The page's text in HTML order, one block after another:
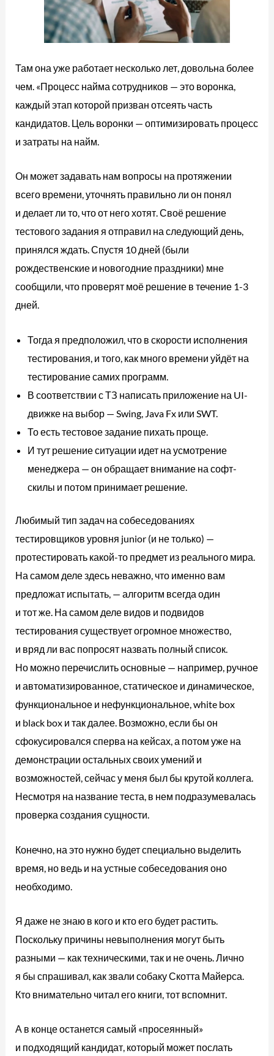
Там она уже работает несколько лет, довольна более
чем. «Процесс найма сотрудников — это воронка,
каждый этап которой призван отсеять часть
кандидатов. Цель воронки — оптимизировать процесс
и затраты на найм.
Он может задавать нам вопросы на протяжении
всего времени, уточнять правильно ли он понял
и делает ли то, что от него хотят. Своё решение
тестового задания я отправил на следующий день,
принялся ждать. Спустя 10 дней (были
рождественские и новогодние праздники) мне
сообщили, что проверят моё решение в течение 1-3
дней.
Тогда я предположил, что в скорости исполнения
тестирования, и того, как много времени уйдёт на
тестирование самих программ.
В соответствии с ТЗ написать приложение на UI-
движке на выбор — Swing, Java Fx или SWT.
То есть тестовое задание пихать проще.
И тут решение ситуации идет на усмотрение
менеджера — он обращает внимание на софт-
скилы и потом принимает решение.
Любимый тип задач на собеседованиях
тестировщиков уровня junior (и не только) —
протестировать какой-то предмет из реального мира.
На самом деле здесь неважно, что именно вам
предложат испытать, — алгоритм всегда один
и тот же. На самом деле видов и подвидов
тестирования существует огромное множество,
и вряд ли вас попросят назвать полный список.
Но можно перечислить основные — например, ручное
и автоматизированное, статическое и динамическое,
функциональное и нефункциональное, white box
и black box и так далее. Возможно, если бы он
сфокусировался сперва на кейсах, а потом уже на
демонстрации остальных своих умений и
возможностей, сейчас у меня был бы крутой коллега.
Несмотря на название теста, в нем подразумевалась
проверка создания сущности.
Конечно, на это нужно будет специально выделить
время, но ведь и на устные собеседования оно
необходимо.
Я даже не знаю в кого и кто его будет растить.
Поскольку причины невыполнения могут быть
разными — как техническими, так и не очень. Лично
я бы спрашивал, как звали собаку Скотта Майерса.
Кто внимательно читал его книги, тот вспомнит.
А в конце останется самый «просеянный»
и подходящий кандидат, который может послать